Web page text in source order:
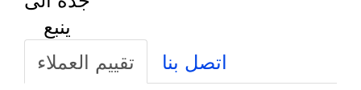
تقييم العملاء اتصل بنا